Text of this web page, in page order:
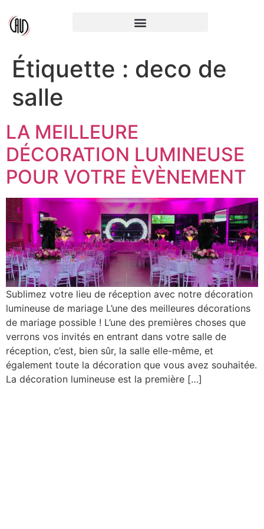
Étiquette : deco de
salle
LA MEILLEURE
DÉCORATION LUMINEUSE
POUR VOTRE ÈVÈNEMENT
Sublimez votre lieu de réception avec notre décoration
lumineuse de mariage L’une des meilleures décorations
de mariage possible ! L’une des premières choses que
verrons vos invités en entrant dans votre salle de
réception, c’est, bien sûr, la salle elle-même, et
également toute la décoration que vous avez souhaitée.
La décoration lumineuse est la première […]